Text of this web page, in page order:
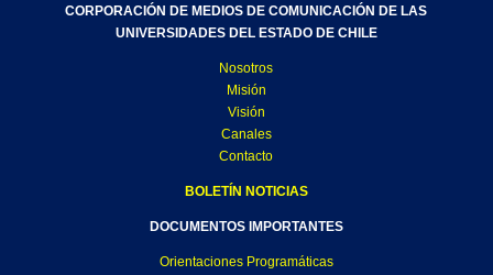
CORPORACIÓN DE MEDIOS DE COMUNICACIÓN DE LAS
UNIVERSIDADES DEL ESTADO DE CHILE
Nosotros
Misión
Visión
Canales
Contacto
BOLETÍN NOTICIAS
DOCUMENTOS IMPORTANTES
Orientaciones Programáticas